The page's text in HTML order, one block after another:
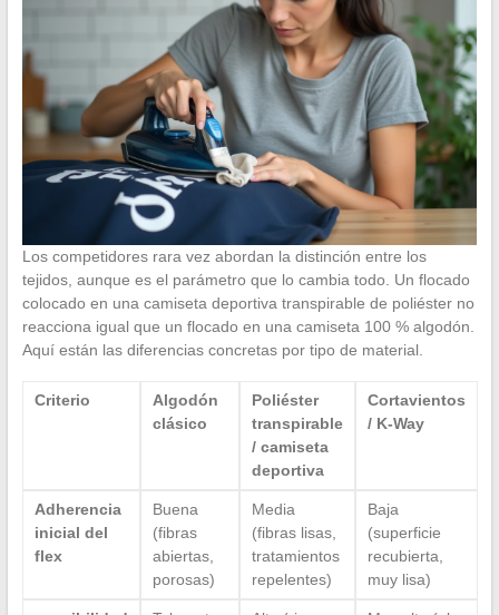
Los competidores rara vez abordan la distinción entre los
tejidos, aunque es el parámetro que lo cambia todo. Un flocado
colocado en una camiseta deportiva transpirable de poliéster no
reacciona igual que un flocado en una camiseta 100 % algodón.
Aquí están las diferencias concretas por tipo de material.
Criterio
Algodón
clásico
Poliéster
transpirable
/ camiseta
deportiva
Cortavientos
/ K-Way
Adherencia
inicial del
flex
Buena
(fibras
abiertas,
porosas)
Media
(fibras lisas,
tratamientos
repelentes)
Baja
(superficie
recubierta,
muy lisa)